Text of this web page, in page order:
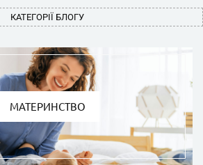
КАТЕГОРІЇ БЛОГУ
МАТЕРИНСТВО